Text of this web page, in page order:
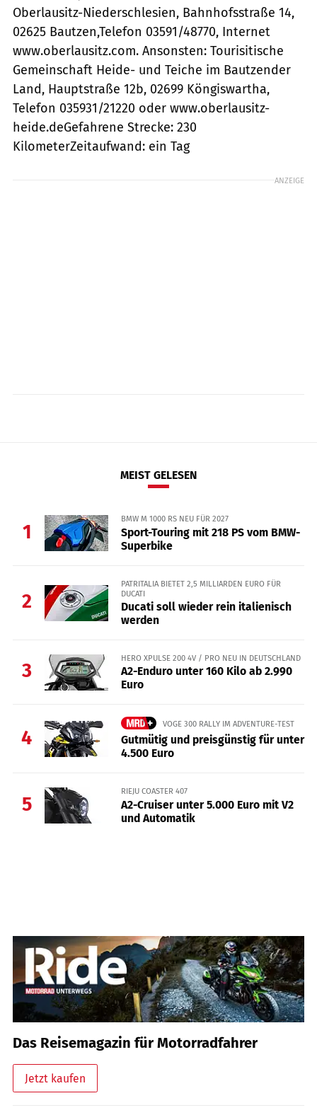
Oberlausitz-Niederschlesien, Bahnhofsstraße 14,
02625 Bautzen,Telefon 03591/48770, Internet
www.oberlausitz.com. Ansonsten: Tourisitische
Gemeinschaft Heide- und Teiche im Bautzender
Land, Hauptstraße 12b, 02699 Köngiswartha,
Telefon 035931/21220 oder www.oberlausitz-
heide.deGefahrene Strecke: 230
KilometerZeitaufwand: ein Tag
ANZEIGE
MEIST GELESEN
1
BMW M 1000 RS NEU FÜR 2027
Sport-Touring mit 218 PS vom BMW-
Superbike
2
PATRITALIA BIETET 2,5 MILLIARDEN EURO FÜR
DUCATI
Ducati soll wieder rein italienisch
werden
3
HERO XPULSE 200 4V / PRO NEU IN DEUTSCHLAND
A2-Enduro unter 160 Kilo ab 2.990
Euro
4
VOGE 300 RALLY IM ADVENTURE-TEST
Gutmütig und preisgünstig für unter
4.500 Euro
5
RIEJU COASTER 407
A2-Cruiser unter 5.000 Euro mit V2
und Automatik
Das Reisemagazin für Motorradfahrer
Jetzt kaufen